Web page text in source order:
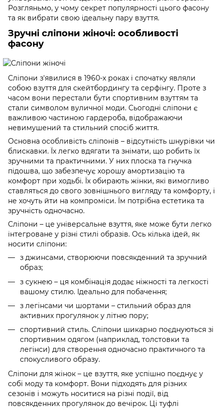
Розгляньмо, у чому секрет популярності цього фасону
та як вибрати свою ідеальну пару взуття.
Зручні сліпони жіночі: особливості
фасону
Сліпони з'явилися в 1960-х роках і спочатку являли
собою взуття для скейтбордингу та серфінгу. Проте з
часом вони перестали бути спортивним взуттям та
стали символом вуличної моди. Сьогодні сліпони є
важливою частиною гардероба, відображаючи
невимушений та стильний спосіб життя.
Основна особливість сліпонів – відсутність шнурівки чи
блискавки. Їх легко вдягати та знімати, що робить їх
зручними та практичними. У них плоска та гнучка
підошва, що забезпечує хорошу амортизацію та
комфорт при ходьбі. Їх обирають жінки, які вимогливо
ставляться до свого зовнішнього вигляду та комфорту, і
не хочуть йти на компроміси. Їм потрібна естетика та
зручність одночасно.
Сліпони – це універсальне взуття, яке може бути легко
інтегроване у різні стилі образів. Ось кілька ідей, як
носити сліпони:
з джинсами, створюючи повсякденний та зручний
образ;
з сукнею – ця комбінація додає ніжності та легкості
вашому стилю. Ідеально для побачення;
з легінсами чи шортами – стильний образ для
активних прогулянок у літню пору;
спортивний стиль. Сліпони шикарно поєднуються зі
спортивним одягом (наприклад, толстовки та
легінси) для створення одночасно практичного та
спокусливого образу.
Сліпони для жінок – це взуття, яке успішно поєднує у
собі моду та комфорт. Вони підходять для різних
сезонів і можуть носитися на різні події, від
повсякденних прогулянок до вечірок. Ці туфлі